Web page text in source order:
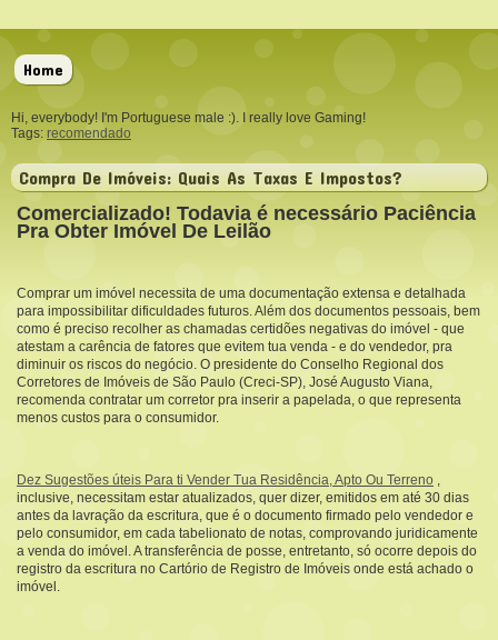
Home
Hi, everybody! I'm Portuguese male :). I really love Gaming!
Tags: recomendado
Compra De Imóveis: Quais As Taxas E Impostos?
Comercializado! Todavia é necessário Paciência
Pra Obter Imóvel De Leilão
Comprar um imóvel necessita de uma documentação extensa e detalhada
para impossibilitar dificuldades futuros. Além dos documentos pessoais, bem
como é preciso recolher as chamadas certidões negativas do imóvel - que
atestam a carência de fatores que evitem tua venda - e do vendedor, pra
diminuir os riscos do negócio. O presidente do Conselho Regional dos
Corretores de Imóveis de São Paulo (Creci-SP), José Augusto Viana,
recomenda contratar um corretor pra inserir a papelada, o que representa
menos custos para o consumidor.
Dez Sugestões úteis Para ti Vender Tua Residência, Apto Ou Terreno ,
inclusive, necessitam estar atualizados, quer dizer, emitidos em até 30 dias
antes da lavração da escritura, que é o documento firmado pelo vendedor e
pelo consumidor, em cada tabelionato de notas, comprovando juridicamente
a venda do imóvel. A transferência de posse, entretanto, só ocorre depois do
registro da escritura no Cartório de Registro de Imóveis onde está achado o
imóvel.